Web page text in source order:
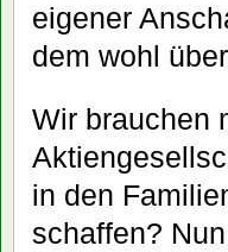
eigener
dem wohl
Wir brauchen
in den
schaffen?